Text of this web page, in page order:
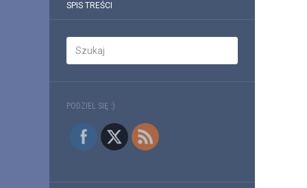
SPIS TREŚCI
PODZIEL SIĘ :)